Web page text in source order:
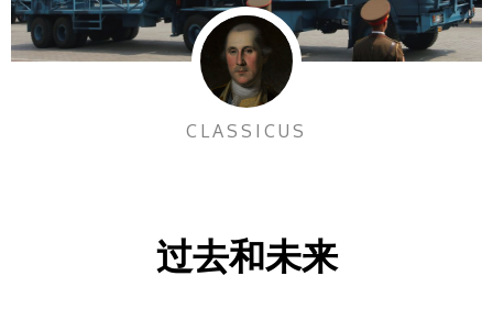
CLASSICUS
过去和未来